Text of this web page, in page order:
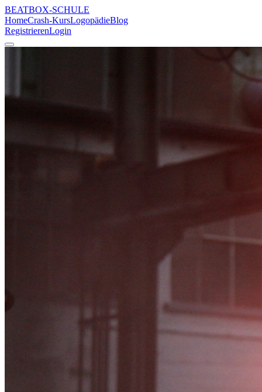
BEATBOX-SCHULE
HomeCrash-KursLogopädieBlog
RegistrierenLogin